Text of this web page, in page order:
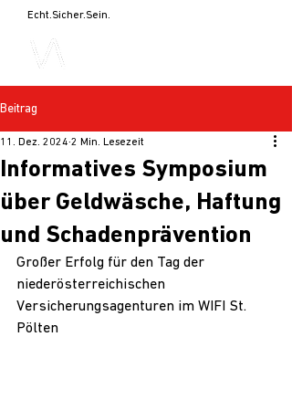
Echt.Sicher.Sein.
Beitrag
Informatives Symposium
über Geldwäsche, Haftung
und Schadenprävention
11. Dez. 2024 2 Min. Lesezeit
Großer Erfolg für den Tag der
niederösterreichischen
Versicherungsagenturen im WIFI St.
Pölten